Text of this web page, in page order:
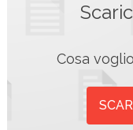
Cosa